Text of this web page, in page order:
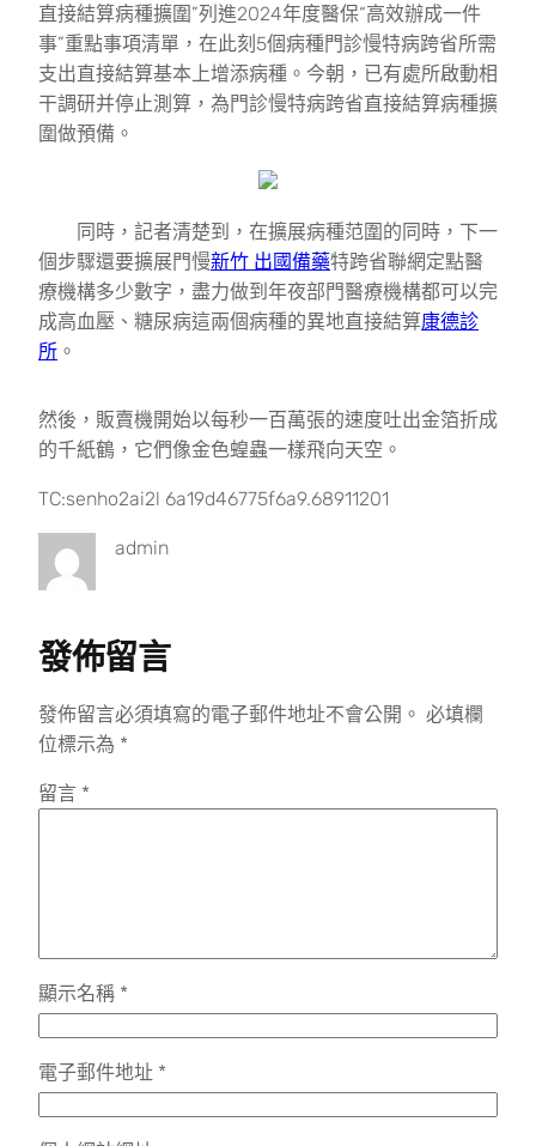
直接結算病種擴圍”列進2024年度醫保“高效辦成一件
事”重點事項清單，在此刻5個病種門診慢特病跨省所需
支出直接結算基本上增添病種。今朝，已有處所啟動相
干調研并停止測算，為門診慢特病跨省直接結算病種擴
圍做預備。
同時，記者清楚到，在擴展病種范圍的同時，下一
個步驟還要擴展門慢新竹 出國備藥特跨省聯網定點醫
療機構多少數字，盡力做到年夜部門醫療機構都可以完
成高血壓、糖尿病這兩個病種的異地直接結算康德診
所 。
然後，販賣機開始以每秒一百萬張的速度吐出金箔折成
的千紙鶴，它們像金色蝗蟲一樣飛向天空。
TC:senho2ai2l 6a19d46775f6a9.68911201
admin
發佈留言
發佈留言必須填寫的電子郵件地址不會公開。 必填欄
位標示為 *
留言 *
顯示名稱 *
電子郵件地址 *